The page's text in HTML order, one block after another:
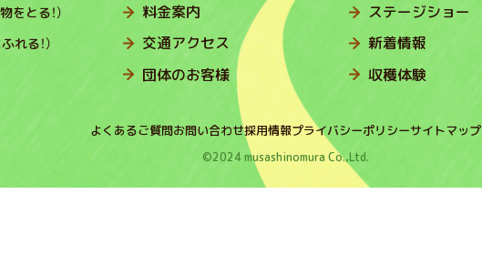
とる！）
れる！）
料金案内
交通アクセス
団体のお客様
ステージショー
新着情報
収穫体験
よくあるご質問お問い合わせ採用情報プライバシーポリシーサイトマップ
©2024 musashinomura Co.,Ltd.